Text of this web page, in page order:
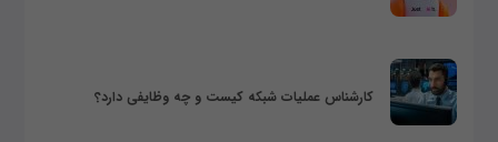
کارشناس عملیات شبکه کیست و چه وظایفی دارد؟